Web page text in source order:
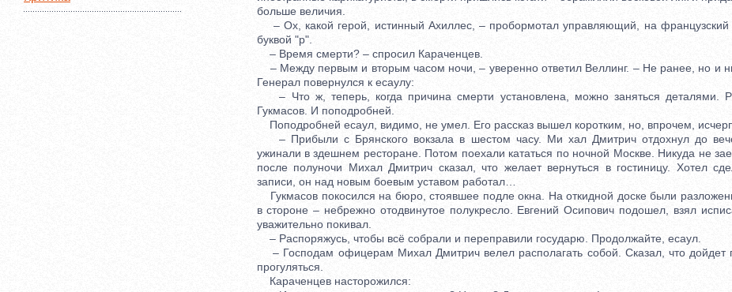
больше величия.
– Ох, какой герой, истинный Ахиллес, – пробормотал управляющий, на французский
буквой "р".
– Время смерти? – спросил Караченцев.
– Между первым и вторым часом ночи, – уверенно ответил Веллинг. – Не ранее, но и
Генерал повернулся к есаулу:
– Что ж, теперь, когда причина смерти установлена, можно заняться деталями.
Гукмасов. И поподробней.
Поподробней есаул, видимо, не умел. Его рассказ вышел коротким, но, впрочем,
– Прибыли с Брянского вокзала в шестом часу. Ми хал Дмитрич отдохнул до
ужинали в здешнем ресторане. Потом поехали кататься по ночной Москве. Никуда не
после полуночи Михал Дмитрич сказал, что желает вернуться в гостиницу. Хотел
записи, он над новым боевым уставом работал…
Гукмасов покосился на бюро, стоявшее подле окна. На откидной доске были
в стороне – небрежно отодвинутое полукресло. Евгений Осипович подошел, взял
уважительно покивал.
– Распоряжусь, чтобы всё собрали и переправили государю. Продолжайте, есаул.
– Господам офицерам Михал Дмитрич велел располагать собой. Сказал, что дойдет
прогуляться.
Караченцев насторожился: